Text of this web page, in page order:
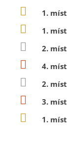
1.
1.
2.
4.
2.
3.
1.